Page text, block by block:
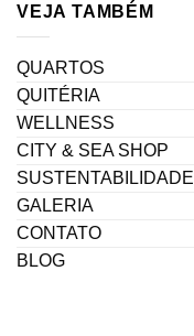
VEJA TAMBÉM
QUARTOS
QUITÉRIA
WELLNESS
CITY & SEA SHOP
SUSTENTABILIDADE
GALERIA
CONTATO
BLOG